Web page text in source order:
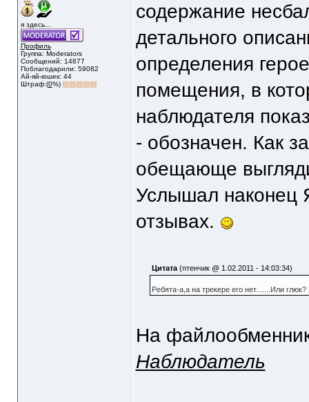
я здесь...
Профиль
Группа: Moderators
Сообщений: 14877
Поблагодарили: 59082
Ай-яй-юшек: 44
Штраф:(0%)
содержание
детального
определения
помещения, в
наблюдателя
- обозначен. Как
обещающе
Услышал наконец
отзывах.
Цитата(птенчик @ 1.02.2011 - 14:03:34)
Ребята-а,а на трекере его нет.......Или
На
Наблюдатель